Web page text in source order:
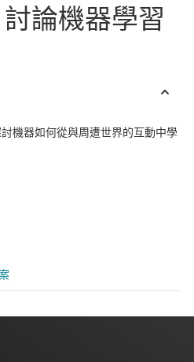
論機器學習
機器如何從與周遭世界的互動中學